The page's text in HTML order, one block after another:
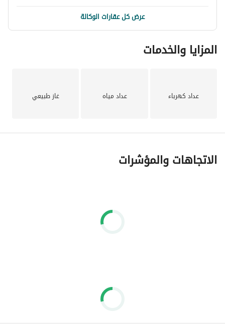
عرض كل عقارات الوكالة
المزايا والخدمات
عداد كهرباء عداد مياه غاز طبيعي
الاتجاهات والمؤشرات